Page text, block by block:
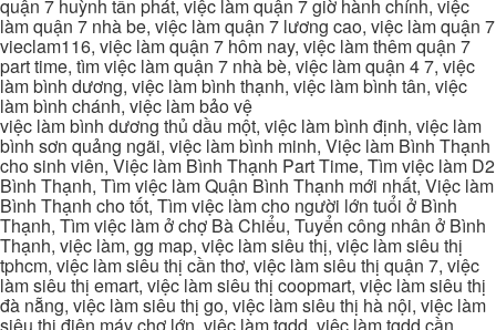
quận 7 huỳnh tấn phát, việc làm quận 7 giờ hành chính, việc
làm quận 7 nhà be, việc làm quận 7 lương cao, việc làm quận 7
vieclam116, việc làm quận 7 hôm nay, việc làm thêm quận 7
part time, tìm việc làm quận 7 nhà bè, việc làm quận 4 7, việc
làm bình dương, việc làm bình thạnh, việc làm bình tân, việc
làm bình chánh, việc làm bảo vệ
việc làm bình dương thủ dầu một, việc làm bình định, việc làm
bình sơn quảng ngãi, việc làm bình minh, Việc làm Bình Thạnh
cho sinh viên, Việc làm Bình Thạnh Part Time, Tìm việc làm D2
Bình Thạnh, Tìm việc làm Quận Bình Thạnh mới nhất, Việc làm
Bình Thạnh cho tốt, Tìm việc làm cho người lớn tuổi ở Bình
Thạnh, Tìm việc làm ở chợ Bà Chiểu, Tuyển công nhân ở Bình
Thạnh, việc làm, gg map, việc làm siêu thị, việc làm siêu thị
tphcm, việc làm siêu thị cần thơ, việc làm siêu thị quận 7, việc
làm siêu thị emart, việc làm siêu thị coopmart, việc làm siêu thị
đà nẵng, việc làm siêu thị go, việc làm siêu thị hà nội, việc làm
siêu thị điện máy chợ lớn, việc làm tgdd, việc làm tgdd cần